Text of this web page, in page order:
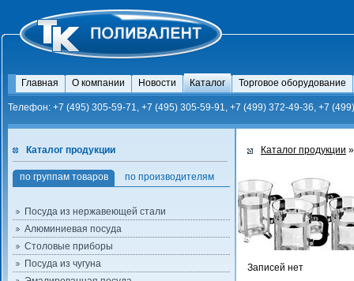
Главная О компании Новости Каталог Торговое оборудование
Телефон: +7 (495) 305-59-71, +7 (495) 305-59-91, +7 (499) 372-49-36, +7
Каталог продукции
по группам товаров по производителям
Посуда из нержавеющей стали
Алюминиевая посуда
Столовые приборы
Посуда из чугуна
Каталог продукции
Записей нет